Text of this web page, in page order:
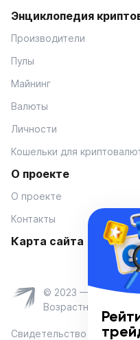
Энциклопедия
Производители
Пулы
Майнинг
Валюты
Личности
Кошельки для
О проекте
О проекте
Контакты
Карта сайта
© 2023 — Coinmania
Возрастное
Свидетельство о